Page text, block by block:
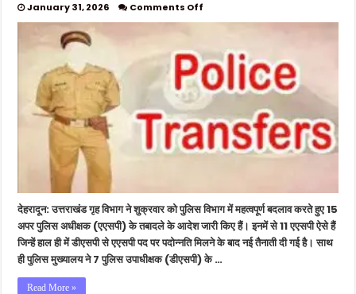
January 31, 2026 Comments Off
उत्तराखंड
बड़ा
प्रशासनिक
फेरबदल
ASP
और
7
तबादले,
11
कोप्रोमोशन
बाद
नई
देहरादून: उत्तराखंड गृह विभाग ने शुक्रवार को पुलिस विभाग में महत्वपूर्ण बदलाव करते हुए 15
अपर पुलिस अधीक्षक (एएसपी) के तबादले के आदेश जारी किए हैं। इनमें से 11 एएसपी ऐसे हैं
जिन्हें हाल ही में डीएसपी से एएसपी पद पर पदोन्नति मिलने के बाद नई तैनाती दी गई है। साथ
ही पुलिस मुख्यालय ने 7 पुलिस उपाधीक्षक (डीएसपी) के …
Read More »